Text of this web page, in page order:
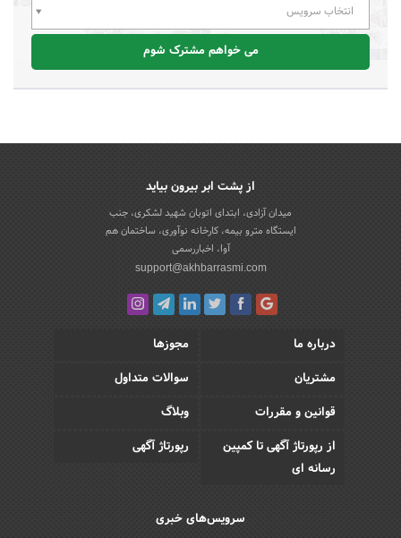
انتخاب سرویس
می خواهم مشترک شوم
از پشت ابر بیرون بیاید
میدان آزادی، ابتدای اتوبان شهید لشکری، جنب
ایستگاه مترو بیمه، کارخانه نوآوری، ساختمان هم
آوا، اخباررسمی
support@akhbarrasmi.com
درباره ما
مجوزها
مشتریان
سوالات متداول
قوانین و مقررات
وبلاگ
از رپورتاژ آگهی تا کمپین
رسانه ای
رپورتاژ آگهی
سرویس‌های خبری